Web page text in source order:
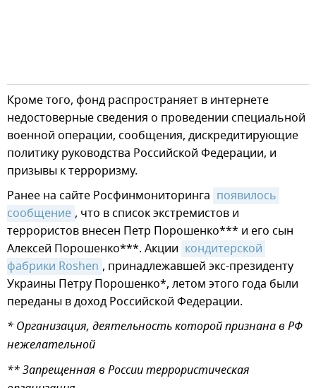
Кроме того, фонд распространяет в интернете
недостоверные сведения о проведении специальной
военной операции, сообщения, дискредитирующие
политику руководства Российской Федерации, и
призывы к терроризму.
Ранее на сайте Росфинмониторинга появилось
сообщение , что в список экстремистов и
террористов внесен Петр Порошенко*** и его сын
Алексей Порошенко***. Акции кондитерской
фабрики Roshen , принадлежавшей экс-президенту
Украины Петру Порошенко*, летом этого года были
переданы в доход Российской Федерации.
* Организация, деятельность которой признана в РФ
нежелательной
** Запрещенная в России террористическая